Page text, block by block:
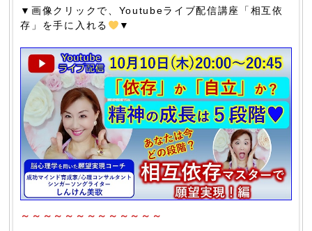
▼画像クリックで、Youtubeライブ配信講座「相互依
存」を手に入れる
▼
～～～～～～～～～～～～～